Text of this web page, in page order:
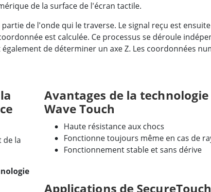
de la surface de l'écran tactile.
de l'onde qui le traverse. Le signal reçu est
est calculée. Ce processus se déroule
de déterminer un axe Z. Les coordonnées
de la
Avantages de la
Wave Touch
Haute résistance aux chocs
Fonctionne toujours même en cas de
Fonctionnement stable et sans dérive
Applications de